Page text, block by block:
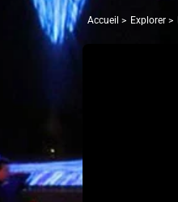
Accueil Explorer